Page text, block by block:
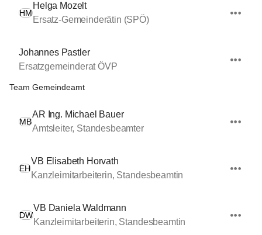
HM
Helga Mozelt
Ersatz-Gemeinderätin (SPÖ)
Johannes Pastler
Ersatzgemeinderat ÖVP
Team Gemeindeamt
MB
AR Ing. Michael Bauer
Amtsleiter, Standesbeamter
EH
VB Elisabeth Horvath
Kanzleimitarbeiterin, Standesbeamtin
DW
VB Daniela Waldmann
Kanzleimitarbeiterin, Standesbeamtin